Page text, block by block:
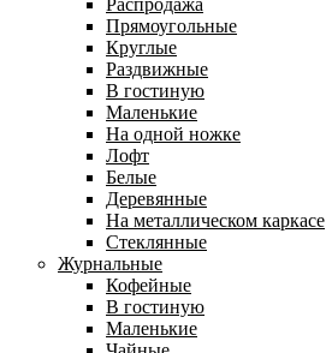
Прямоугольные
Круглые
Раздвижные
В гостиную
Маленькие
На одной ножке
Лофт
Белые
Деревянные
На металлическом каркасе
Стеклянные
Журнальные
Кофейные
В гостиную
Маленькие